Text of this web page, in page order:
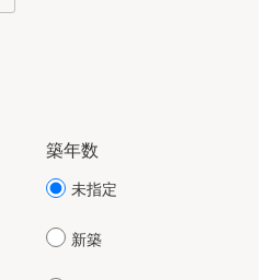
築年数
未指定
新築